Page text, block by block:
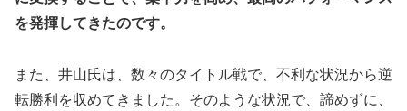
を発揮してきたのです。
また、井山氏は、数々のタイトル戦で、不利な状況から逆
転勝利を収めてきました。そのような状況で、諦めずに、